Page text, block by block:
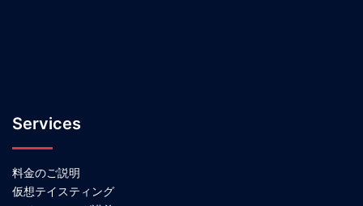
Services
料金のご説明
仮想テイスティング